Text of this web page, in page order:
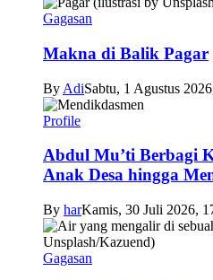
Gagasan
Makna di Balik Pagar
By AdiSabtu, 1 Agustus
Profile
Abdul Mu’ti Berbagi
Anak Desa hingga
By harKamis, 30 Juli 2026,
Gagasan